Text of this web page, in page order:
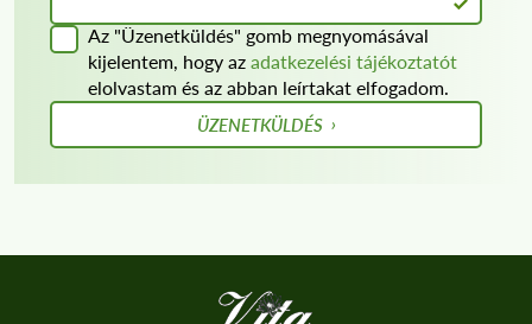
Az "Üzenetküldés" gomb megnyomásával
kijelentem, hogy az adatkezelési tájékoztatót
elolvastam és az abban leírtakat elfogadom.
ÜZENETKÜLDÉS